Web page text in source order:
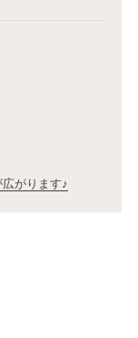
がります♪